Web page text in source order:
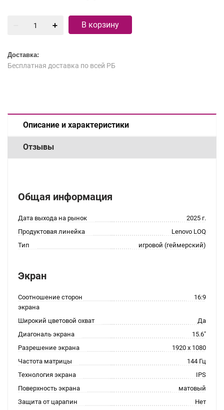
В корзину
Доставка:
Бесплатная доставка по всей РБ
Описание и характеристики
Отзывы
Общая информация
Дата выхода на рынок
2025 г.
Продуктовая линейка
Lenovo LOQ
Тип
игровой (геймерский)
Экран
Соотношение сторон
экрана
16:9
Широкий цветовой охват
Да
Диагональ экрана
15.6"
Разрешение экрана
1920 x 1080
Частота матрицы
144 Гц
Технология экрана
IPS
Поверхность экрана
матовый
Защита от царапин
Нет